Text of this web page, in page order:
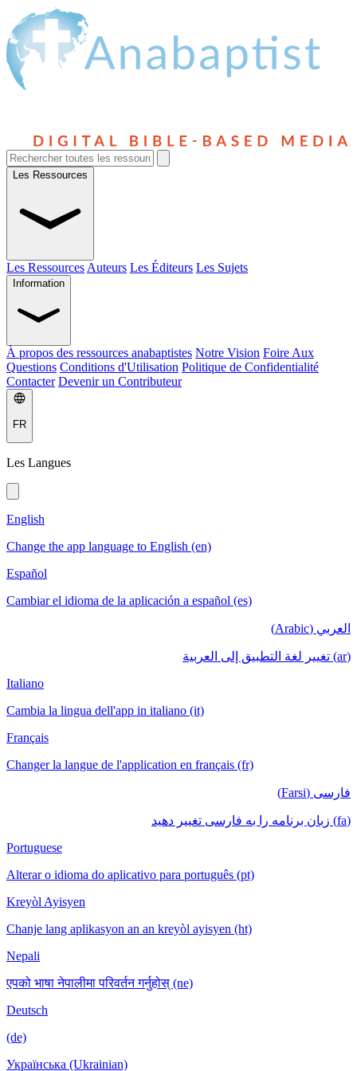
Les Ressources
Les Ressources Auteurs Les Éditeurs Les Sujets
Information
À propos des ressources anabaptistes Notre Vision Foire Aux
Questions Conditions d'Utilisation Politique de Confidentialité
Contacter Devenir un Contributeur
FR
Les Langues
English
Change the app language to English (en)
Español
Cambiar el idioma de la aplicación a español (es)
العربي (Arabic)
(ar) تغيير لغة التطبيق إلى العربية
Italiano
Cambia la lingua dell'app in italiano (it)
Français
Changer la langue de l'application en français (fr)
فارسی (Farsi)
(fa) زبان برنامه را به فارسی تغییر دهید
Portuguese
Alterar o idioma do aplicativo para português (pt)
Kreyòl Ayisyen
Chanje lang aplikasyon an an kreyòl ayisyen (ht)
Nepali
एपको भाषा नेपालीमा परिवर्तन गर्नुहोस् (ne)
Deutsch
(de)
Українська (Ukrainian)